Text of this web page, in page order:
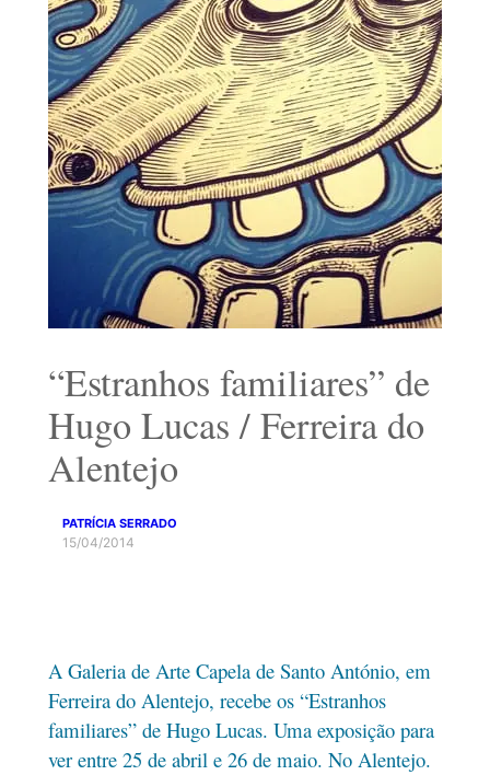
“Estranhos familiares” de
Hugo Lucas / Ferreira do
Alentejo
PATRÍCIA SERRADO
15/04/2014
A Galeria de Arte Capela de Santo António, em
Ferreira do Alentejo, recebe os “Estranhos
familiares” de Hugo Lucas. Uma exposição para
ver entre 25 de abril e 26 de maio. No Alentejo.